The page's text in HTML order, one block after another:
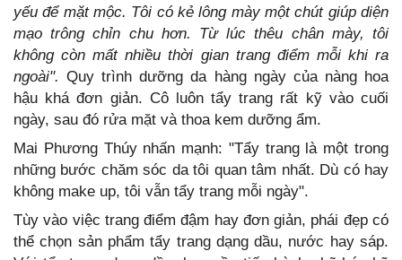
yếu để mặt mộc. Tôi có kẻ lông mày một chút giúp diện
mạo trông chỉn chu hơn. Từ lúc thêu chân mày, tôi
không còn mất nhiều thời gian trang điểm mỗi khi ra
ngoài".Quy trình dưỡng da hàng ngày của nàng hoa
hậu khá đơn giản. Cô luôn tẩy trang rất kỹ vào cuối
ngày, sau đó rửa mặt và thoa kem dưỡng ẩm.
Mai Phương Thúy nhấn mạnh: "Tẩy trang là một trong
những bước chăm sóc da tôi quan tâm nhất. Dù có hay
không make up, tôi vẫn tẩy trang mỗi ngày".
Tùy vào việc trang điểm đậm hay đơn giản, phái đẹp có
thể chọn sản phẩm tẩy trang dạng dầu, nước hay sáp.